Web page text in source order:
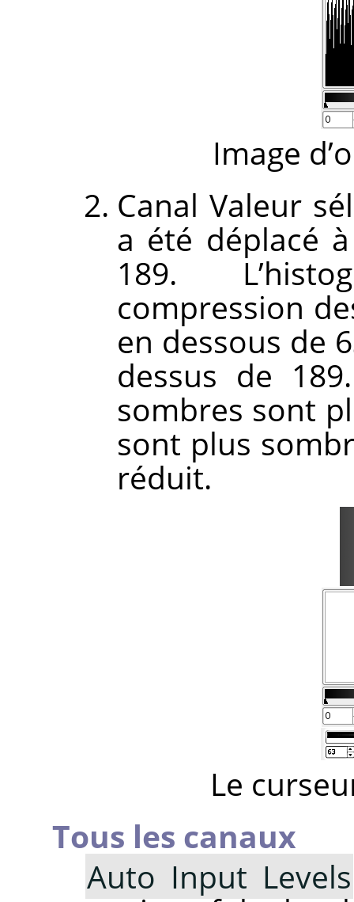
Image
Canal Valeur
a été déplacé
189.
compression
en dessous de
dessus de
sombres sont
sont plus
réduit.
Le
Tous les canaux
Auto Input Levels